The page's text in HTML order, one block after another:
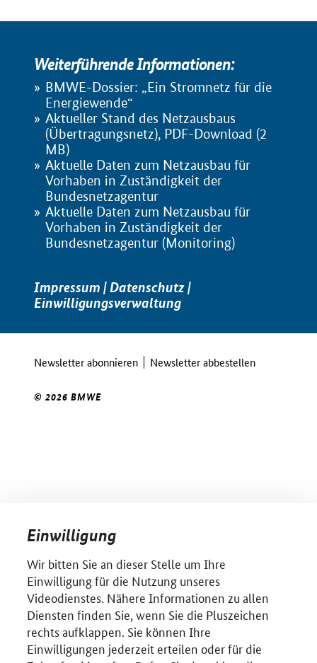
Weiterführende Informationen:
BMWE-Dossier: „Ein Stromnetz für die
Energiewende“
Aktueller Stand des Netzausbaus
(Übertragungsnetz), PDF-Download (2
MB)
Aktuelle Daten zum Netzausbau für
Vorhaben in Zuständigkeit der
Bundesnetzagentur
Aktuelle Daten zum Netzausbau für
Vorhaben in Zuständigkeit der
Bundesnetzagentur (Monitoring)
Impressum |Datenschutz|
Einwilligungsverwaltung
Newsletter abonnieren Newsletter abbestellen
© 2026 BMWE
Einwilligung
Wir bitten Sie an dieser Stelle um Ihre
Einwilligung für die Nutzung unseres
Videodienstes. Nähere Informationen zu allen
Diensten finden Sie, wenn Sie die Pluszeichen
rechts aufklappen. Sie können Ihre
Einwilligungen jederzeit erteilen oder für die